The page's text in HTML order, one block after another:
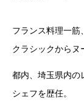
フランス料理一筋
クラシックからヌ
都内、埼玉県内の
シェフを歴任。